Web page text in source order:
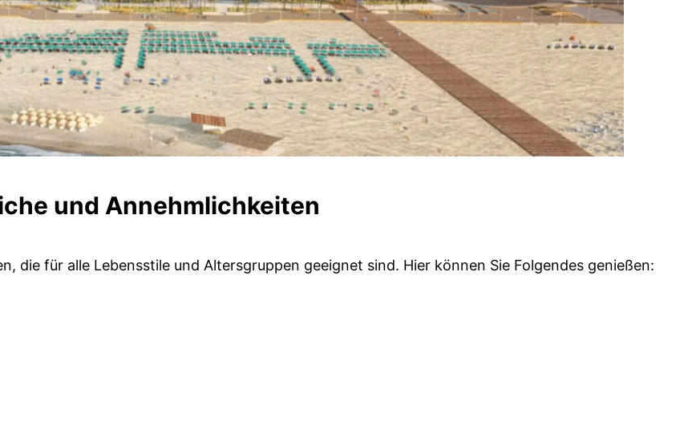
und Annehmlichkeiten
die für alle Lebensstile und Altersgruppen geeignet sind. Hier können Sie Folgendes genießen: